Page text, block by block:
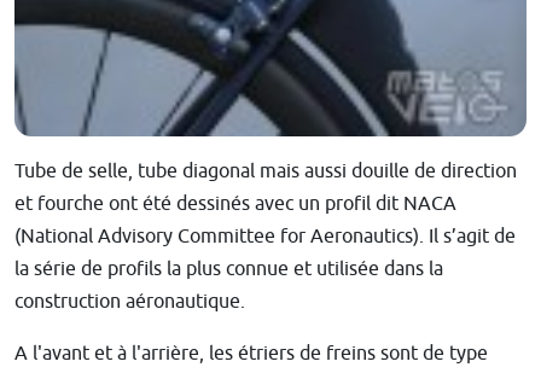
Tube de selle, tube diagonal mais aussi douille de direction
et fourche ont été dessinés avec un profil dit NACA
(National Advisory Committee for Aeronautics). Il s’agit de
la série de profils la plus connue et utilisée dans la
construction aéronautique.
A l'avant et à l'arrière, les étriers de freins sont de type